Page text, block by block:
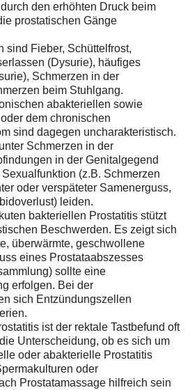
den erhöhten Druck beim
prostatischen Gänge
sind Fieber, Schüttelfrost,
(Dysurie), häufiges
Schmerzen in der
beim Stuhlgang.
abakteriellen sowie
dem chronischen
sind dagegen uncharakteristisch.
Schmerzen in der
in der Genitalgegend
(z.B. Schmerzen
oder verspäteter Samenerguss,
leiden.
bakteriellen Prostatitis stützt
Beschwerden. Es zeigt sich
überwärmte, geschwollene
eines Prostataabszesses
sollte eine
erfolgen. Bei der
sich Entzündungszellen
ist der rektale Tastbefund oft
Unterscheidung, ob es sich um
oder abakterielle Prostatitis
oder
Prostatamassage hilfreich sein